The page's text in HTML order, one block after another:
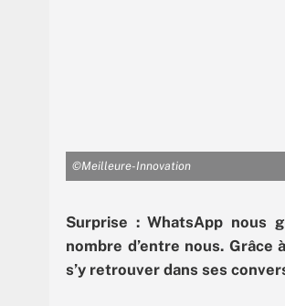
©Meilleure-Innovation
Surprise : WhatsApp nous
nombre d’entre nous.
s’y retrouver dans ses